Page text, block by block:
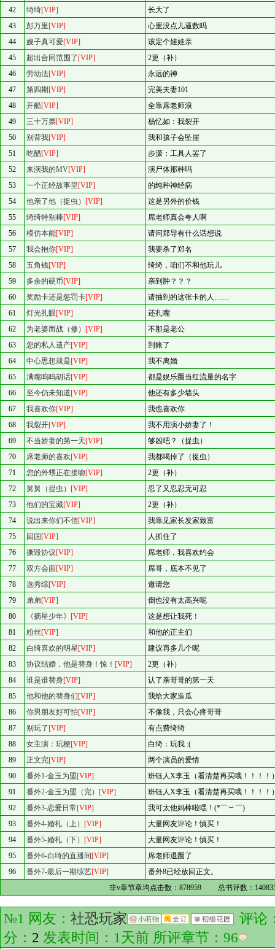
42 绮绮[VIP]
长大了
43
彭万里[VIP]
心里没点儿逼数吗
44
嫂子真可爱[VIP]
该定个娃娃亲
45
超出合同范围了 [VIP]
2更（补）
46
劳动法[VIP]
永远的神
47
第四期[VIP]
完美夫妻101
48
开船[VIP]
全靠席老师浪
49
三十万票[VIP]
杨忆如：我裂开
50
别背我[VIP]
我和孩子会坠崖
51
吃醋[VIP]
步潇：工具人罢了
52
来演我的MV[VIP]
演尸体那种吗
53
一个正经故事里[VIP]
的纯种神经病
54
他亲了他（捉虫） [VIP]
这是另外的价钱
55
绮绮特别棒[VIP]
席老师真会夸人啊
56
模仿本能[VIP]
请问郑导有什么话想说
57
我会抱你[VIP]
我要杀了郑名
58
五角钱[VIP]
绮绮，咱们不和他玩儿
59
多余的硬币[VIP]
亲到肿？？？
60
奖励卡还是惩罚卡[VIP]
请抽到的这张卡的人……
61
灯光扎眼[VIP]
还扎嘴
62
为老婆而战（修） [VIP]
不那是老公
63
您的私人遗产[VIP]
到账了
64
中心思想就是[VIP]
我不离婚
65
满嘴呜呜胡话[VIP]
都是娱乐圈当红流量的名字
66
至今仍未知道[VIP]
他还有多少墙头
67
我喜欢你[VIP]
我也喜欢你
68
我裂开[VIP]
我不用演小娇妻了！
69
不当娇妻的第一天[VIP]
够凶吧？（捉虫）
70
席老师的喜欢[VIP]
我都喝掉了（捉虫）
71
您的外甥正在接吻[VIP]
2更（补）
72
舅舅（捉虫） [VIP]
忍了又忍忍无可忍
73
他们的宝藏[VIP]
2更（补）
74
说出来你们不信[VIP]
我靠见家长发家致富
75
回国 [VIP]
人抓住了
76
撕毁协议[VIP]
席老师，我喜欢约会
77
双方会面[VIP]
席哥，底本不见了
78
选秀综[VIP]
邀请您
79
弟弟[VIP]
倒也没有太高兴呢
80
《摘星少年》 [VIP]
这是想让我死！
81
粉丝[VIP]
和他的正主们
82
白绮喜欢的明星[VIP]
建议再多几个呢
83
协议结婚，他是替身！惊！ [VIP]
2更（补）
84
谁是谁替身[VIP]
认了亲哥哥的第一天
85
他和他的替身们[VIP]
我给大家造瓜
86
你男朋友好可怕[VIP]
不像我，只会心疼哥哥
87
别玩了 [VIP]
有点费绮绮
88
女主演：玩梗[VIP]
白绮：玩我 :(
89
正文完[VIP]
两个演员的爱情
90
番外1-金玉为盟[VIP]
班钰人X李玉（看清楚再买哦！！！！
91
番外2-金玉为盟（完） [VIP]
班钰人X李玉（看清楚再买哦！！！！
92
番外3-恋爱日常[VIP]
我可太他妈棒啦嘿！(*￣︶￣)
93
番外4-婚礼（上） [VIP]
大量网友评论！慎买！
94
番外5-婚礼（下） [VIP]
大量网友评论！慎买！
95
番外6-白绮的直播间 [VIP]
席老师退圈了
96
番外7-最后一期综艺[VIP]
番外8已经放回正文。
非v章节章均点击数：878959 总书评数：
№1 网友： 社恐玩家
评论
分： 2 发表时间：1天前 所评章节： 96